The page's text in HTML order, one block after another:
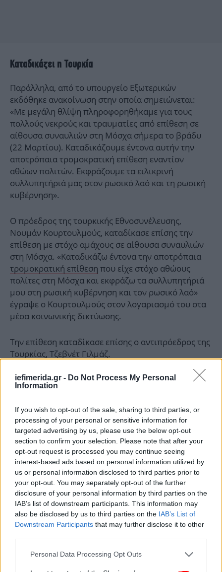
iefimerida.gr - Do Not Process My Personal
Information
If you wish to opt-out of the sale, sharing to third parties, or
processing of your personal or sensitive information for
targeted advertising by us, please use the below opt-out
section to confirm your selection. Please note that after your
opt-out request is processed you may continue seeing
interest-based ads based on personal information utilized by
us or personal information disclosed to third parties prior to
your opt-out. You may separately opt-out of the further
disclosure of your personal information by third parties on the
IAB’s list of downstream participants. This information may
also be disclosed by us to third parties on the IAB’s List of
Downstream Participants that may further disclose it to other
Please note that this website/app uses one or more Google
Personal Data Processing Opt Outs
Καταδικάζει η Τουρκία
Παράλληλα, από το υπουργείο Εξωτερικών
εκδόθηκε ανακοίνωση στην οποία σημειώνεται:
«Με μεγάλη θλίψη πληροφορηθήκαμε για τους
πολλούς νεκρούς και τραυματίες από επίθεση σε
αίθουσα συναυλιών στη Μόσχα σήμερα το βράδυ
(22 Μαρτίου). Καταδικάζουμε έντονα αυτήν την
αποτρόπαια τρομοκρατική επίθεση εναντίον
αθώων πολιτών. Εκφράζουμε τα ειλικρινή
συλλυπητήριά μας στον ρωσικό λαό και τη ρωσική
κυβέρνηση».
Ο πρόεδρος της τουρκικής Εθνοσυνέλευσης,
Νουμάν Κουρτουλμούς, καταδίκασε επίσης την
επίθεση με στόχο αμάχους σε αίθουσα συναυλιών
στη Μόσχα. «Καταδικάζω έντονα την αποτρόπαια
τρομοκρατική επίθεση που είχε στόχο αθώους
πολίτες στη Μόσχα και εκφράζω τα συλλυπητήριά
μου στη ρωσική κυβέρνηση και τον ρωσικό λαό»
έγραψε ο Κουρτουλμούς στον λογαριασμό του στα
μέσα κοινωνικής δικτύωσης.
Την επίθεση καταδίκασε επίσης ο αντιπρόεδρος της
Τουρκίας, Τζεβνέτ Γιλμάζ.
Πηγή: ΑΠΕ-ΜΠΕ
ΟΛΕΣ ΟΙ ΕΙΔΗΣΕΙΣ
Η Κέιτ Μίντλετον ανακοίνωσε με βίντεο πως πάσχει
από καρκίνο -Άρχισε χημειοθεραπεία
Μακελειό στη Μόσχα: «Τρομοκρατικό» το χτύπημα, λέει
το ρωσικό ΥΠΕΞ -Τουλάχιστον 40 οι νεκροί και 100
τραυματίες
Ιωάννινα: Το περίεργο σημείωμα με οδηγίες στους
αστυνομικούς που άφησε ο 50χρονος -Αυτοκτονία
δείχνουν τα στοιχεία